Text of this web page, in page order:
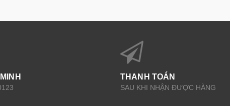
THANH TOÁN
SAU KHI NHẬN ĐƯỢC HÀNG